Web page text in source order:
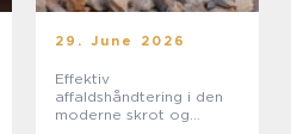
29. June 2026
Effektiv
affaldshåndtering i den
moderne skrot og